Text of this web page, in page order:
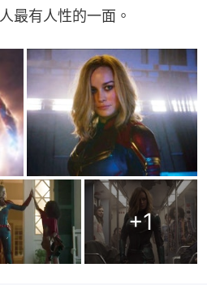
最有人性的一面。
+1